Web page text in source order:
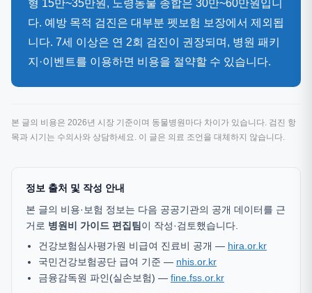
형 15만~35만원, 노령동물 종합은 30만~60만원입니
다. 예방 목적 검진은 대부분 펫보험 보장에서 제외됩
니다. 7세 이상은 연 2회 검진이 권장되며, 병원 패키
지·이벤트를 이용하면 비용을 절약할 수 있습니다.
본 글의 비용은 2026년 시장 기준이며 동물병원마다 차이가 있습니다. 검진 항
목과 시기는 수의사와 상담하세요. 이 글은 의료 조언을 대체하지 않습니다.
정보 출처 및 작성 안내
본 글의 비용·보험 정보는 다음 공공기관의 공개 데이터를 근
거로 병원비 가이드 편집팀이 작성·검토했습니다.
건강보험심사평가원 비급여 진료비 공개 — hira.or.kr
국민건강보험공단 급여 기준 — nhis.or.kr
금융감독원 파인(실손보험) — fine.fss.or.kr